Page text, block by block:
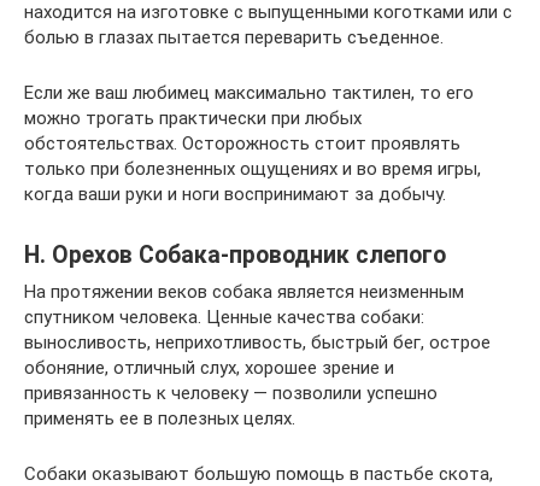
находится на изготовке с выпущенными коготками или с
болью в глазах пытается переварить съеденное.
Если же ваш любимец максимально тактилен, то его
можно трогать практически при любых
обстоятельствах. Осторожность стоит проявлять
только при болезненных ощущениях и во время игры,
когда ваши руки и ноги воспринимают за добычу.
Н. Орехов Собака-проводник слепого
На протяжении веков собака является неизменным
спутником человека. Ценные качества собаки:
выносливость, неприхотливость, быстрый бег, острое
обоняние, отличный слух, хорошее зрение и
привязанность к человеку — позволили успешно
применять ее в полезных целях.
Собаки оказывают большую помощь в пастьбе скота,